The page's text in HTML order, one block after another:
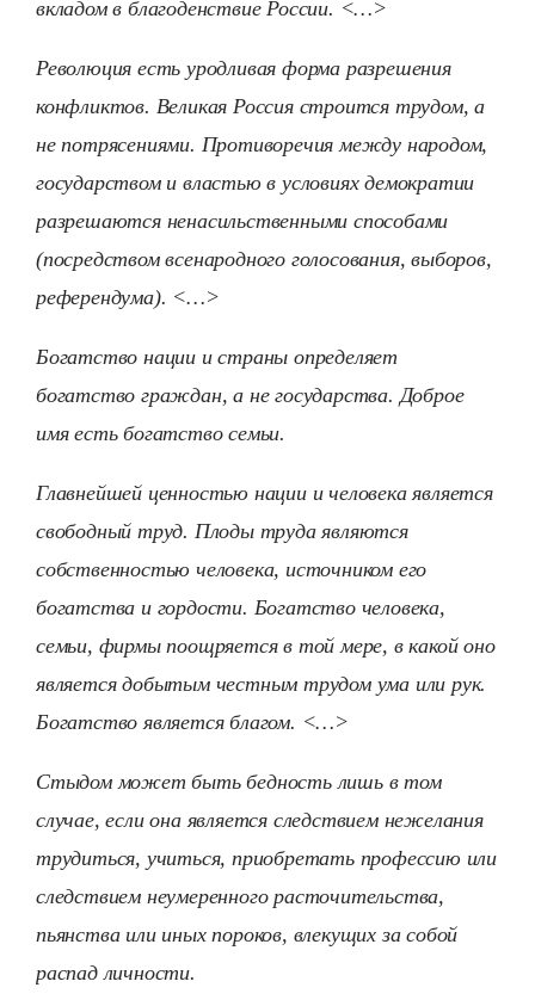
вкладом в благоденствие России. <…>
Революция есть уродливая форма разрешения
конфликтов. Великая Россия строится трудом, а
не потрясениями. Противоречия между народом,
государством и властью в условиях демократии
разрешаются ненасильственными способами
(посредством всенародного голосования, выборов,
референдума). <…>
Богатство нации и страны определяет
богатство граждан, а не государства. Доброе
имя есть богатство семьи.
Главнейшей ценностью нации и человека является
свободный труд. Плоды труда являются
собственностью человека, источником его
богатства и гордости. Богатство человека,
семьи, фирмы поощряется в той мере, в какой оно
является добытым честным трудом ума или рук.
Богатство является благом. <…>
Стыдом может быть бедность лишь в том
случае, если она является следствием нежелания
трудиться, учиться, приобретать профессию или
следствием неумеренного расточительства,
пьянства или иных пороков, влекущих за собой
распад личности.